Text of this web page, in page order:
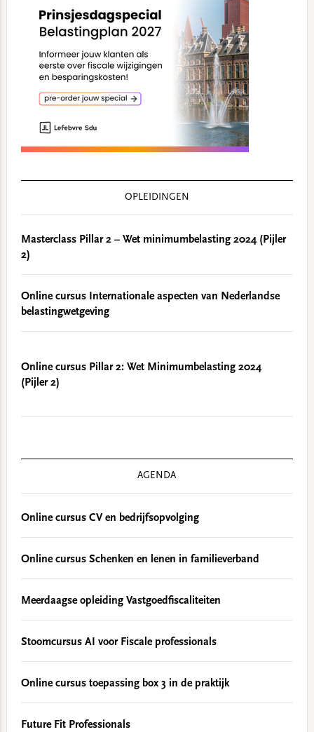
OPLEIDINGEN
Masterclass Pillar 2 – Wet minimumbelasting 2024 (Pijler
2)
Online cursus Internationale aspecten van Nederlandse
belastingwetgeving
Online cursus Pillar 2: Wet Minimumbelasting 2024
(Pijler 2)
AGENDA
Online cursus CV en bedrijfsopvolging
Online cursus Schenken en lenen in familieverband
Meerdaagse opleiding Vastgoedfiscaliteiten
Stoomcursus AI voor Fiscale professionals
Online cursus toepassing box 3 in de praktijk
Future Fit Professionals